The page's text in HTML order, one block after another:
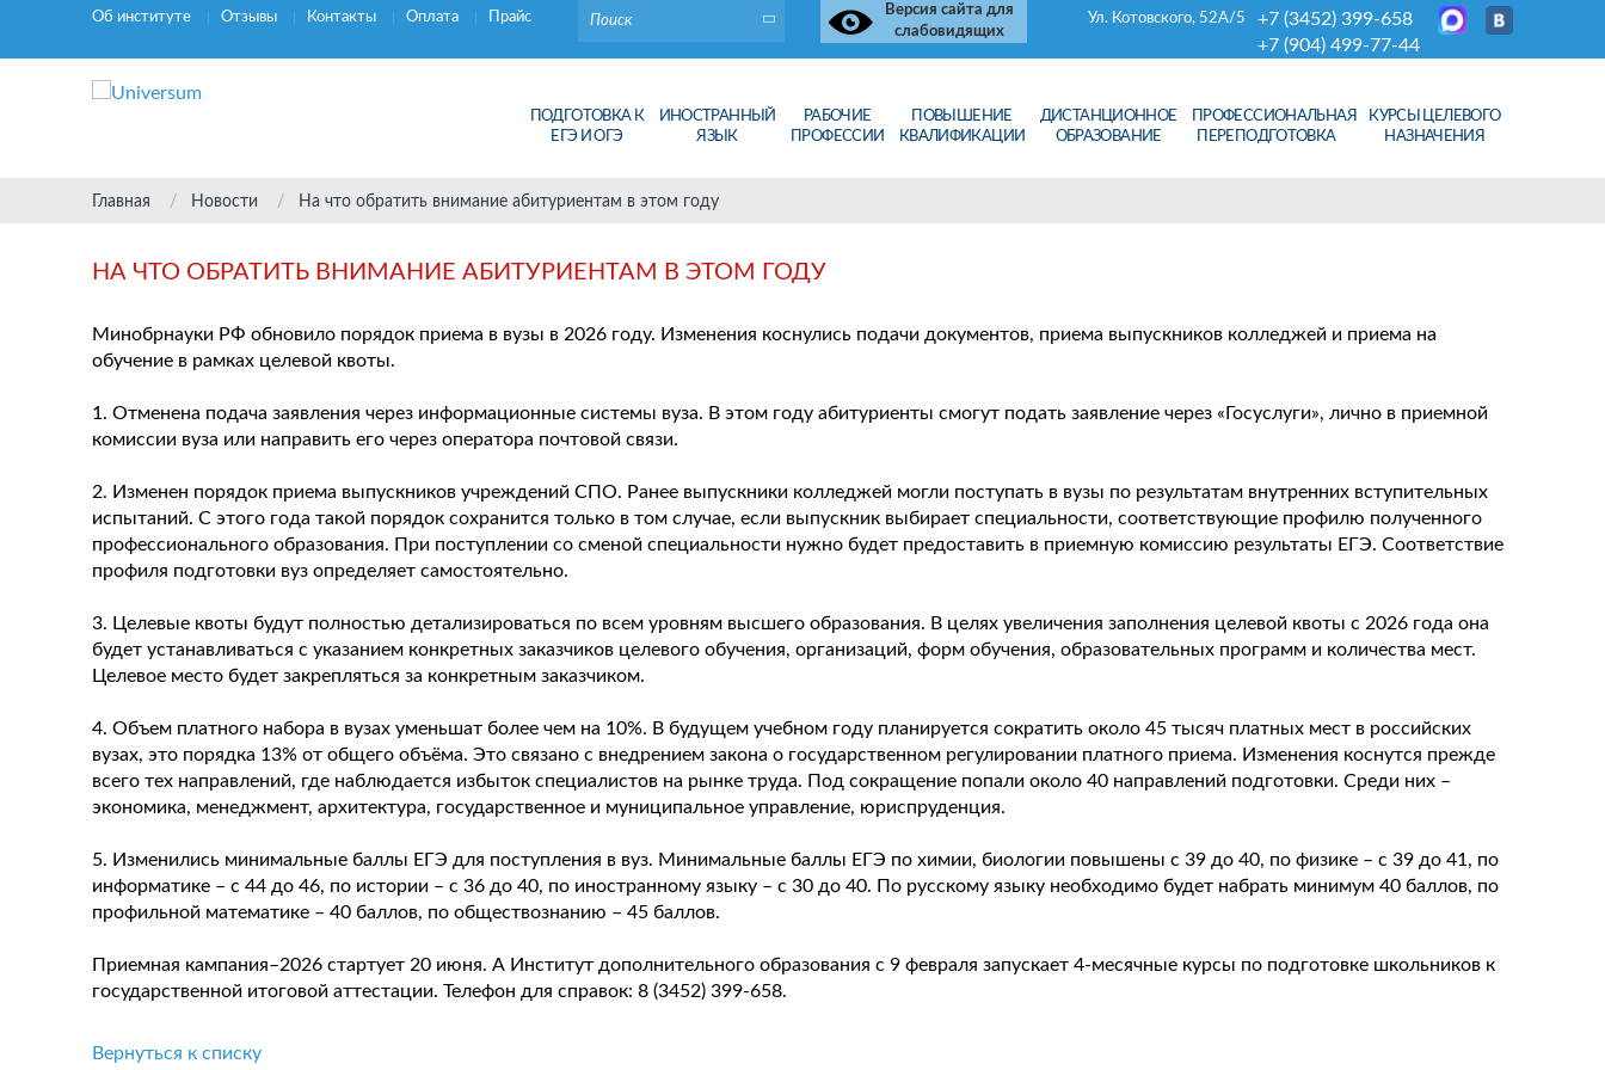
Об институте Отзывы Контакты Оплата Прайс
Версия сайта для
слабовидящих
+7 (3452) 399-658
+7 (904) 499-77-44
Ул. Котовского, 52А/5
ПОДГОТОВКА К
ЕГЭ И ОГЭ
ИНОСТРАННЫЙ
ЯЗЫК
РАБОЧИЕ
ПРОФЕССИИ
ПОВЫШЕНИЕ
КВАЛИФИКАЦИИ
ДИСТАНЦИОННОЕ
ОБРАЗОВАНИЕ
ПРОФЕССИОНАЛЬНАЯ
ПЕРЕПОДГОТОВКА
КУРСЫ ЦЕЛЕВОГО
НАЗНАЧЕНИЯ
Главная Новости На что обратить внимание абитуриентам в этом году
НА ЧТО ОБРАТИТЬ ВНИМАНИЕ АБИТУРИЕНТАМ В ЭТОМ ГОДУ
Минобрнауки РФ обновило порядок приема в вузы в 2026 году. Изменения коснулись подачи документов, приема выпускников колледжей и приема на
обучение в рамках целевой квоты.
1. Отменена подача заявления через информационные системы вуза. В этом году абитуриенты смогут подать заявление через «Госуслуги», лично в приемной
комиссии вуза или направить его через оператора почтовой связи.
2. Изменен порядок приема выпускников учреждений СПО. Ранее выпускники колледжей могли поступать в вузы по результатам внутренних вступительных
испытаний. С этого года такой порядок сохранится только в том случае, если выпускник выбирает специальности, соответствующие профилю полученного
профессионального образования. При поступлении со сменой специальности нужно будет предоставить в приемную комиссию результаты ЕГЭ. Соответствие
профиля подготовки вуз определяет самостоятельно.
3. Целевые квоты будут полностью детализироваться по всем уровням высшего образования. В целях увеличения заполнения целевой квоты с 2026 года она
будет устанавливаться с указанием конкретных заказчиков целевого обучения, организаций, форм обучения, образовательных программ и количества мест.
Целевое место будет закрепляться за конкретным заказчиком.
4. Объем платного набора в вузах уменьшат более чем на 10%. В будущем учебном году планируется сократить около 45 тысяч платных мест в российских
вузах, это порядка 13% от общего объёма. Это связано с внедрением закона о государственном регулировании платного приема. Изменения коснутся прежде
всего тех направлений, где наблюдается избыток специалистов на рынке труда. Под сокращение попали около 40 направлений подготовки. Среди них –
экономика, менеджмент, архитектура, государственное и муниципальное управление, юриспруденция.
5. Изменились минимальные баллы ЕГЭ для поступления в вуз. Минимальные баллы ЕГЭ по химии, биологии повышены с 39 до 40, по физике – с 39 до 41, по
информатике – с 44 до 46, по истории – с 36 до 40, по иностранному языку – с 30 до 40. По русскому языку необходимо будет набрать минимум 40 баллов, по
профильной математике – 40 баллов, по обществознанию – 45 баллов.
Приемная кампания–2026 стартует 20 июня. А Институт дополнительного образования с 9 февраля запускает 4-месячные курсы по подготовке школьников к
государственной итоговой аттестации. Телефон для справок: 8 (3452) 399-658.
Вернуться к списку